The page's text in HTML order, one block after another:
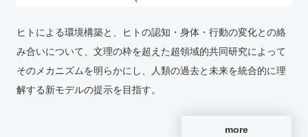
ヒトによる環境構築と、ヒトの認知・身体・行動の変化との絡
み合いについて、文理の枠を超えた超領域的共同研究によって
そのメカニズムを明らかにし、人類の過去と未来を統合的に理
解する新モデルの提示を目指す。
more